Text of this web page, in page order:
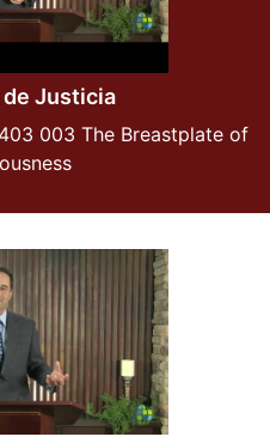
de Justicia
003 The Breastplate of